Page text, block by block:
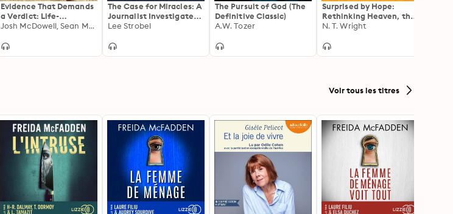
Evidence That Demands
a Verdict: Life-
Changing Truth for a
Josh McDowell, Sean McDowell
The Case for Miracles: A
Journalist Investigates
Evidence for the
Lee Strobel
The Pursuit of God (The
Definitive Classic)
A.W. Tozer
Surprised by Hope:
Rethinking Heaven, the
Resurrection, and the
N. T. Wright
Voir tous les titres